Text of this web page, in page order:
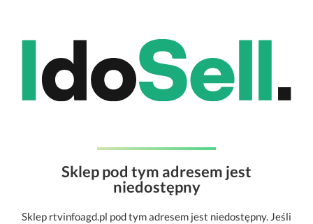
Sklep pod tym adresem jest
niedostępny
Sklep rtvinfoagd.pl pod tym adresem jest niedostępny. Jeśli